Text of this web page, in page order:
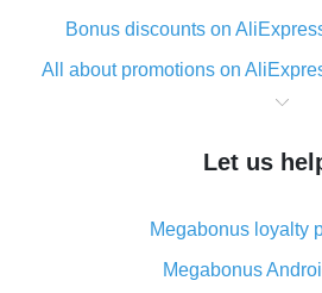
Bonus discounts on
All about promotions on
What is cash back when
The best place to download
What is the AliExpress cash
its
Let us
Megabonus loyalty
Megabonus